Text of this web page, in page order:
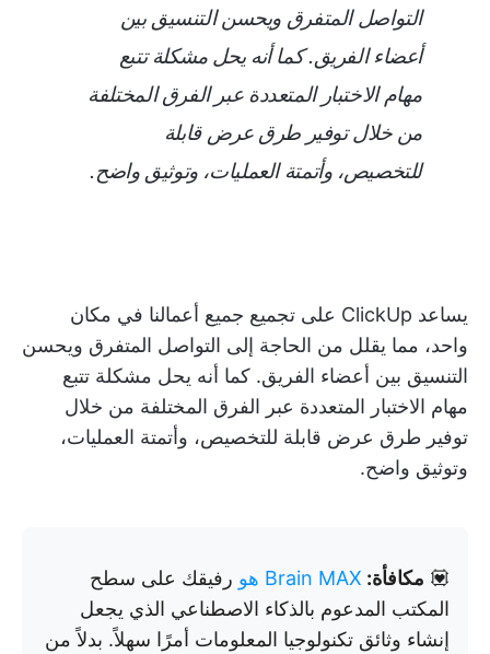
التواصل المتفرق ويحسن التنسيق بين
أعضاء الفريق. كما أنه يحل مشكلة تتبع
مهام الاختبار المتعددة عبر الفرق المختلفة
من خلال توفير طرق عرض قابلة
للتخصيص، وأتمتة العمليات، وتوثيق واضح.
يساعد ClickUp على تجميع جميع أعمالنا في مكان
واحد، مما يقلل من الحاجة إلى التواصل المتفرق ويحسن
التنسيق بين أعضاء الفريق. كما أنه يحل مشكلة تتبع
مهام الاختبار المتعددة عبر الفرق المختلفة من خلال
توفير طرق عرض قابلة للتخصيص، وأتمتة العمليات،
وتوثيق واضح.
💟 مكافأة: Brain MAX هو
رفيقك على سطح
المكتب المدعوم بالذكاء الاصطناعي الذي يجعل
إنشاء وثائق تكنولوجيا المعلومات أمرًا سهلاً. بدلاً من